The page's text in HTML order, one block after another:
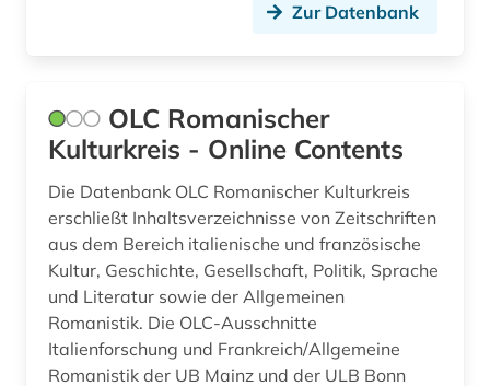
italienisch (5)
jugendliteratur (1)
jüdische studien (1)
kanada (2)
katalanien (1)
Zur Datenbank
OLC Romanischer
Kulturkreis - Online Contents
Die Datenbank OLC Romanischer Kulturkreis
erschließt Inhaltsverzeichnisse von Zeitschriften
aus dem Bereich italienische und französische
Kultur, Geschichte, Gesellschaft, Politik, Sprache
und Literatur sowie der Allgemeinen
Romanistik. Die OLC-Ausschnitte
Italienforschung und Frankreich/Allgemeine
Romanistik der UB Mainz und der ULB Bonn